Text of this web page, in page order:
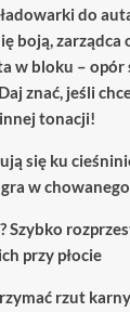
do
boją, zarządca
w bloku – opór
znać, jeśli
tonacji!
się ku
w chowanego
Szybko
przy płocie
rzut